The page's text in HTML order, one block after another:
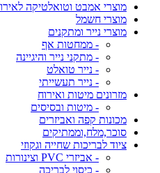
מוצרי אמבט וטואלטיקה
מוצרי חשמל
מוצרי נייר ומתקנים
- ממחטות אף
- מתקני נייר והיגיינה
- נייר טואלט
- נייר תעשייתי
מזרונים מיטות ואירוח
- מיטות ובסיסים
מכונות קפה ואביזרים
סוכר,מלח,וממתיקים
ציוד לבריכות שחייה וגקוזי
- אביזרי PVC וצינורות
- כיסוי לבריכה